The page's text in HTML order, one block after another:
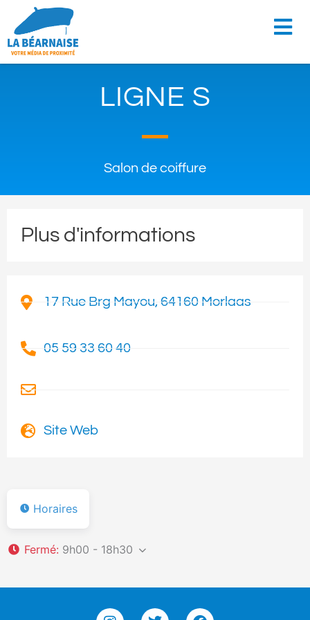
LIGNE S
Salon de coiffure
Plus d'informations
17 Rue Brg Mayou, 64160 Morlaas
05 59 33 60 40
Site Web
Horaires
Fermé: 9h00 - 18h30
I
T
F